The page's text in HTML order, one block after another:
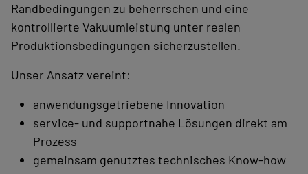
Randbedingungen zu beherrschen und eine
kontrollierte Vakuumleistung unter realen
Produktionsbedingungen sicherzustellen.
Unser Ansatz vereint:
anwendungsgetriebene Innovation
service- und supportnahe Lösungen direkt am
Prozess
gemeinsam genutztes technisches Know-how